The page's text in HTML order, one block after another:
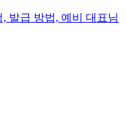
발급 방법, 예비 대표님